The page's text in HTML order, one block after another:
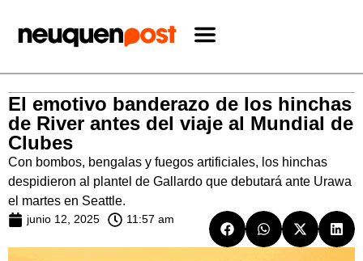
El emotivo banderazo de los hinchas
de River antes del viaje al Mundial de
Clubes
Con bombos, bengalas y fuegos artificiales, los hinchas
despidieron al plantel de Gallardo que debutará ante Urawa
el martes en Seattle.
junio 12, 2025 11:57 am